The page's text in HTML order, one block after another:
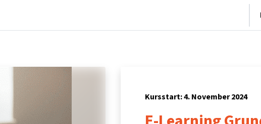
Kursstart: 4. November 2024